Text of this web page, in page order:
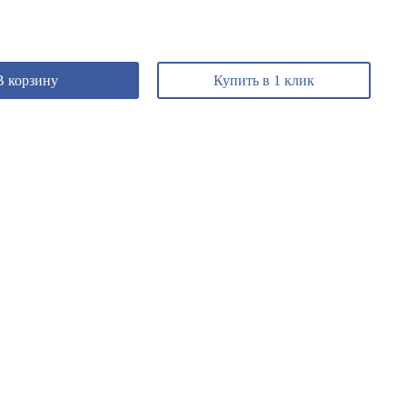
корзину Купить в 1 клик